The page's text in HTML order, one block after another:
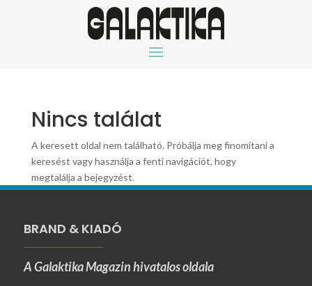
Nincs találat
A keresett oldal nem található. Próbálja meg finomítani a
keresést vagy használja a fenti navigációt, hogy
megtalálja a bejegyzést.
BRAND & KIADÓ
A Galaktika Magazin hivatalos oldala